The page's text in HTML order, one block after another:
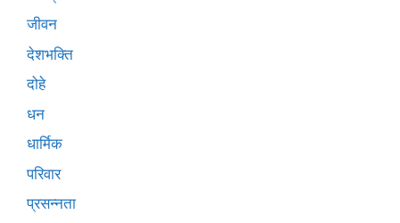
जीवन
देशभक्ति
दोहे
धन
धार्मिक
परिवार
प्रसन्नता